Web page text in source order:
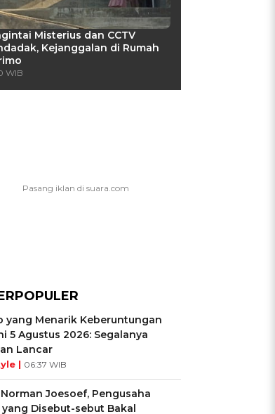
Misterius dan CCTV
Kejanggalan di Rumah
WIB
yang Menarik Keberuntungan
5 Agustus 2026: Segalanya
Lancar
| 06:37 WIB
Joesoef, Pengusaha
yang Disebut-sebut Bakal